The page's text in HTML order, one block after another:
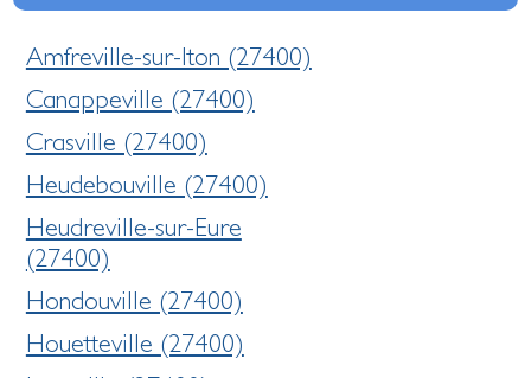
Amfreville-sur-Iton (27400)
Canappeville (27400)
Crasville (27400)
Heudebouville (27400)
Heudreville-sur-Eure
(27400)
Hondouville (27400)
Houetteville (27400)